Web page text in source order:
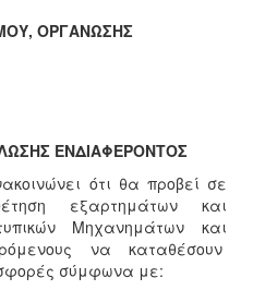
ΟΡΓΑΝΩΣΗΣ
ΕΝΔΙΑΦΕΡΟΝΤΟΣ
ότι θα προβεί σε
εξαρτημάτων και
Μηχανημάτων
και
να καταθέσουν
σύμφωνα με: